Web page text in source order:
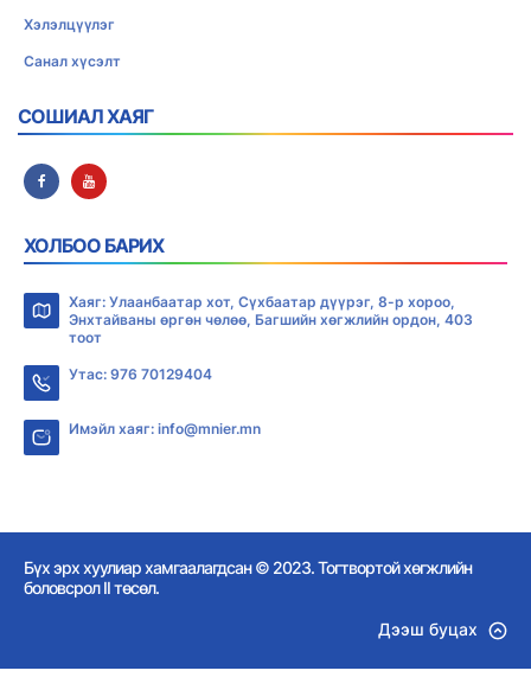
Хэлэлцүүлэг
Санал хүсэлт
СОШИАЛ ХАЯГ
ХОЛБОО БАРИХ
Хаяг: Улаанбаатар хот, Сүхбаатар дүүрэг, 8-р хороо,
Энхтайваны өргөн чөлөө, Багшийн хөгжлийн ордон, 403
тоот
Утас: 976 70129404
Имэйл хаяг: info@mnier.mn
Бүх эрх хуулиар хамгаалагдсан © 2023. Тогтвортой хөгжлийн
боловсрол II төсөл.
Дээш буцах